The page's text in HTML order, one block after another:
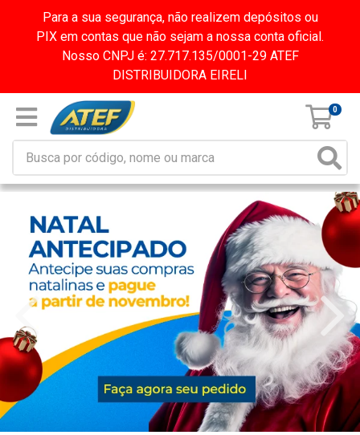
Para a sua segurança, não realizem depósitos ou
PIX em contas que não sejam a nossa conta oficial.
Nosso CNPJ é: 27.717.135/0001-29 ATEF
DISTRIBUIDORA EIRELI
0